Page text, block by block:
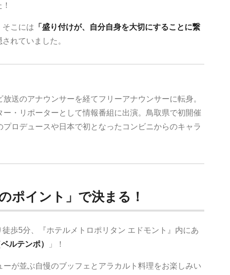
そこには 「盛り付けが、自分自身を大切にすることに繋
れていました。
送のアナウンサーを経てフリーアナウンサーに転身。
ー・リポーターとして情報番組に出演。鳥取県で初開催
プロデュースや日本で初となったコンビニからのキャラ
ポイント」で決まる！
歩5分、『ホテルメトロポリタン エドモント』内にあ
ルテンポ） 」！
が並ぶ自慢のブッフェとアラカルト料理をお楽しみい